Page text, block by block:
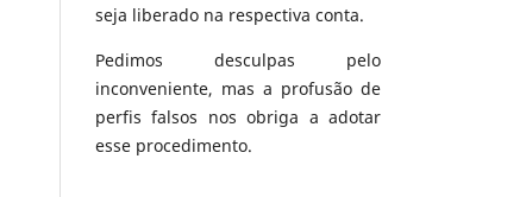
seja liberado na respectiva conta.
Pedimos desculpas pelo
inconveniente, mas a profusão de
perfis falsos nos obriga a adotar
esse procedimento.